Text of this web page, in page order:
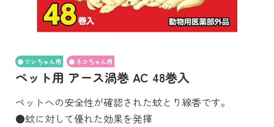
ワンちゃん用 ネコちゃん用
ペット用 アース渦巻 AC 48巻入
ペットへの安全性が確認された蚊とり線香です。
●蚊に対して優れた効果を発揮